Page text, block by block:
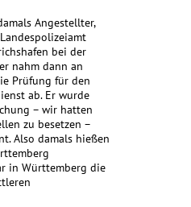
Angestellter,
bei der
nahm dann an
Prüfung für den
ab. Er wurde
– wir hatten
zu besetzen –
Also damals hießen
in Württemberg die